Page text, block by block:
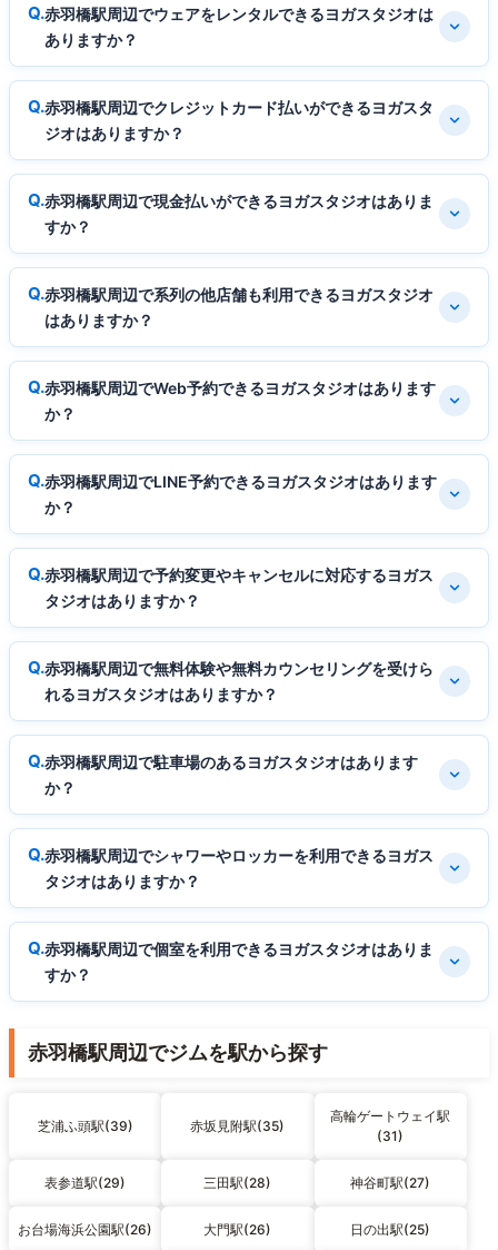
赤羽橋駅周辺でウェアをレンタルできるヨガスタジオは
ありますか？
赤羽橋駅周辺でクレジットカード払いができるヨガスタ
ジオはありますか？
赤羽橋駅周辺で現金払いができるヨガスタジオはありま
すか？
赤羽橋駅周辺で系列の他店舗も利用できるヨガスタジオ
はありますか？
赤羽橋駅周辺でWeb予約できるヨガスタジオはあります
か？
赤羽橋駅周辺でLINE予約できるヨガスタジオはあります
か？
赤羽橋駅周辺で予約変更やキャンセルに対応するヨガス
タジオはありますか？
赤羽橋駅周辺で無料体験や無料カウンセリングを受けら
れるヨガスタジオはありますか？
赤羽橋駅周辺で駐車場のあるヨガスタジオはあります
か？
赤羽橋駅周辺でシャワーやロッカーを利用できるヨガス
タジオはありますか？
赤羽橋駅周辺で個室を利用できるヨガスタジオはありま
すか？
赤羽橋駅周辺でジムを駅から探す
芝浦ふ頭駅(39) 赤坂見附駅(35)
高輪ゲートウェイ駅
(31)
表参道駅(29) 三田駅(28) 神谷町駅(27)
お台場海浜公園駅(26) 大門駅(26) 日の出駅(25)